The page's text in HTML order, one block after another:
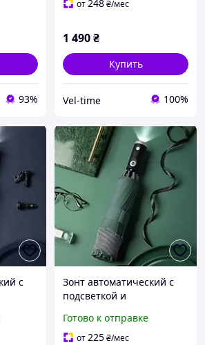
93%
от248₴/мес
1 490₴
Купить
Vel-time 100%
с
Зонт автоматический с
подсветкой и
полосой 105 см зеленый
Готово к отправке
от225₴/мес